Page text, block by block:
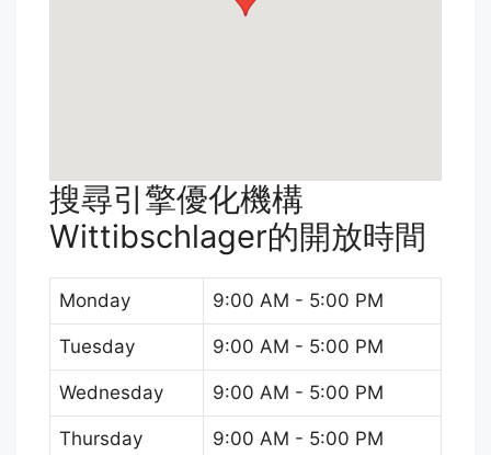
搜尋引擎優化機構
Wittibschlager的開放時間
Monday 9:00 AM - 5:00 PM
Tuesday 9:00 AM - 5:00 PM
Wednesday 9:00 AM - 5:00 PM
Thursday 9:00 AM - 5:00 PM